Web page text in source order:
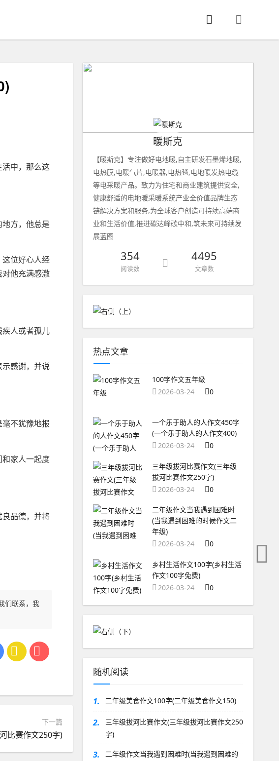
中，那么这
方，他总是
位好心人经
他充满感激
人或者孤儿
感谢，并说
不犹豫地报
家人一起度
品德，并将
们联系，我
下一篇
比赛作文250字)
暖斯克
【暖斯克】专注做好电地暖,自主研发石墨烯地暖,
电热膜,电暖气片,电暖器,电热毯,电地暖发热电缆
等电采暖产品。致力为住宅和商业建筑提供安全,
健康舒适的电地暖采暖系统产业全价值品牌生态
链解决方案和服务,为全球客户创造可持续高端商
业和生活价值,推进碳达峰碳中和,筑未来可持续发
展蓝图
354
阅读数
4495
文章数
热点文章
100字作文五年级
2026-03-24
0
一个乐于助人的人作文450字
(一个乐于助人的人作文400)
2026-03-24
0
三年级拔河比赛作文(三年级
拔河比赛作文250字)
2026-03-24
0
二年级作文当我遇到困难时
(当我遇到困难的时候作文二
年级)
2026-03-24
0
乡村生活作文100字(乡村生活
作文100字免费)
2026-03-24
0
随机阅读
1. 二年级美食作文100字(二年级美食作文150)
2.
三年级拔河比赛作文(三年级拔河比赛作文250
字)
3.
二年级作文当我遇到困难时(当我遇到困难的